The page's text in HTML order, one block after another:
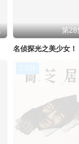
第28
名侦探光之美少女！
7.0分